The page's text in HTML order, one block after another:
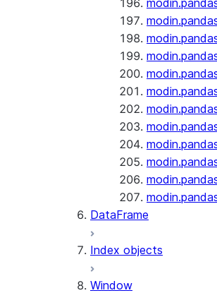
DataFrame
Index objects
Window